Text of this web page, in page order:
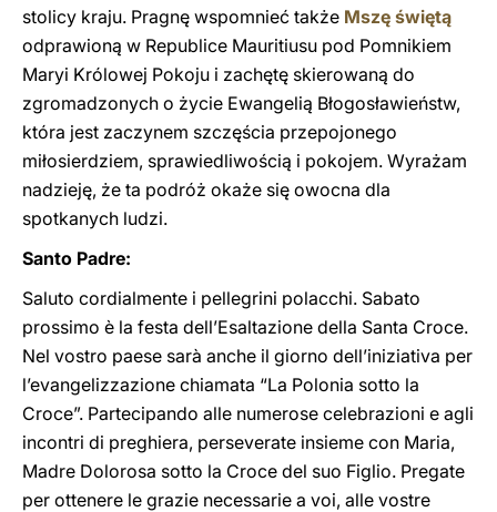
stolicy kraju. Pragnę wspomnieć także Mszę świętą
odprawioną w Republice Mauritiusu pod Pomnikiem
Maryi Królowej Pokoju i zachętę skierowaną do
zgromadzonych o życie Ewangelią Błogosławieństw,
która jest zaczynem szczęścia przepojonego
miłosierdziem, sprawiedliwością i pokojem. Wyrażam
nadzieję, że ta podróż okaże się owocna dla
spotkanych ludzi.
Santo Padre:
Saluto cordialmente i pellegrini polacchi. Sabato
prossimo è la festa dell’Esaltazione della Santa Croce.
Nel vostro paese sarà anche il giorno dell’iniziativa per
l’evangelizzazione chiamata “La Polonia sotto la
Croce”. Partecipando alle numerose celebrazioni e agli
incontri di preghiera, perseverate insieme con Maria,
Madre Dolorosa sotto la Croce del suo Figlio. Pregate
per ottenere le grazie necessarie a voi, alle vostre